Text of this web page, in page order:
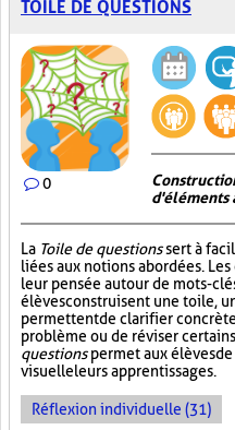
TOILE DE QUESTIONS
0
d'éléments
La Toile de questionssert à
liées aux notions abordées.
leur pensée autour de mots-
élèves construisent une toile,
permettent de clarifier
problème ou de réviser
questionspermet aux élèves
visuelle leurs apprentissages.
Réflexion individuelle (31)